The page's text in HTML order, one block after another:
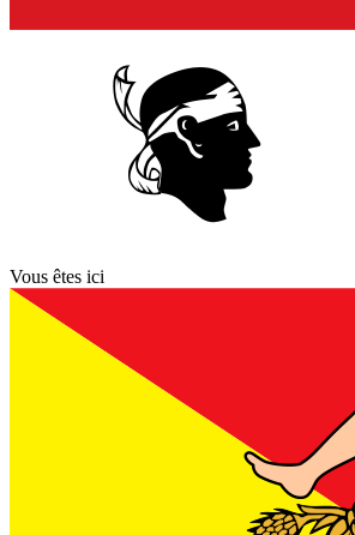
Vous êtes ici